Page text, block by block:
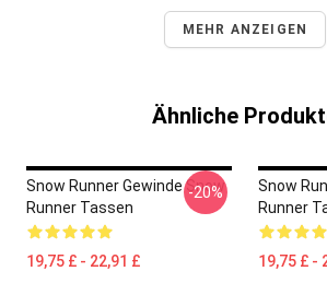
MEHR ANZEIGEN
Ähnliche
Snow Runner Gewinde Snow
Runner Tassen
19,75 £ - 22,91 £
-20%
Snow
Runner
19,75 £ -